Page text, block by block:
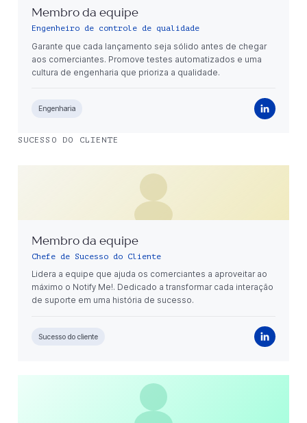
Membro da equipe
Engenheiro de controle de qualidade
Garante que cada lançamento seja sólido antes de chegar
aos comerciantes. Promove testes automatizados e uma
cultura de engenharia que prioriza a qualidade.
Engenharia
SUCESSO DO CLIENTE
Membro da equipe
Chefe de Sucesso do Cliente
Lidera a equipe que ajuda os comerciantes a aproveitar ao
máximo o Notify Me!. Dedicado a transformar cada interação
de suporte em uma história de sucesso.
Sucesso do cliente